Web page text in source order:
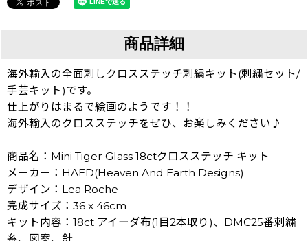
商品詳細
海外輸入の全面刺しクロスステッチ刺繍キット(刺繍セット/
手芸キット)です。
仕上がりはまるで絵画のようです！！
海外輸入のクロスステッチをぜひ、お楽しみください♪
商品名：Mini Tiger Glass 18ctクロスステッチ キット
メーカー：HAED(Heaven And Earth Designs)
デザイン：Lea Roche
完成サイズ：36 x 46cm
キット内容：18ct アイーダ布(1目2本取り)、DMC25番刺繍